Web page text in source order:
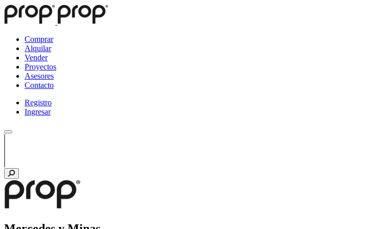
Comprar
Alquilar
Vender
Proyectos
Asesores
Contacto
Registro
Ingresar